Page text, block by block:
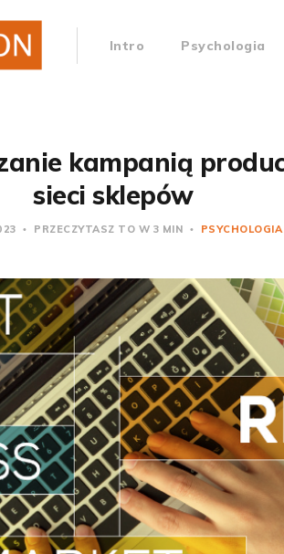
Intro Psychologia
kampanią
sieci sklepów
PRZECZYTASZ TO W 3 MIN PSYCHOLOGIA